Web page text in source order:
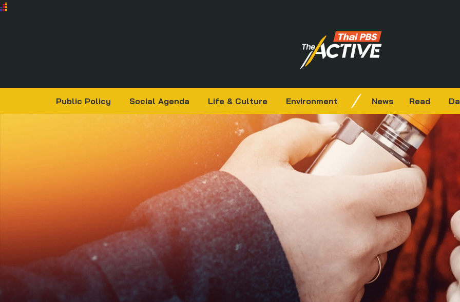
Public Policy Social Agenda Life & Culture Environment News Read